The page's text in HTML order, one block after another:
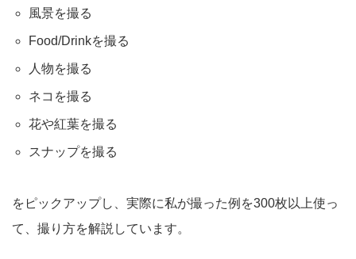
風景を撮る
Food/Drinkを撮る
人物を撮る
ネコを撮る
花や紅葉を撮る
スナップを撮る
をピックアップし、実際に私が撮った例を300枚以上使っ
て、撮り方を解説しています。